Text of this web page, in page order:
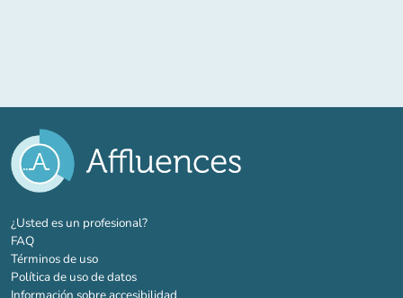
¿Usted es un profesional?(nueva pestaña)
FAQ
Términos de uso
Política de uso de datos